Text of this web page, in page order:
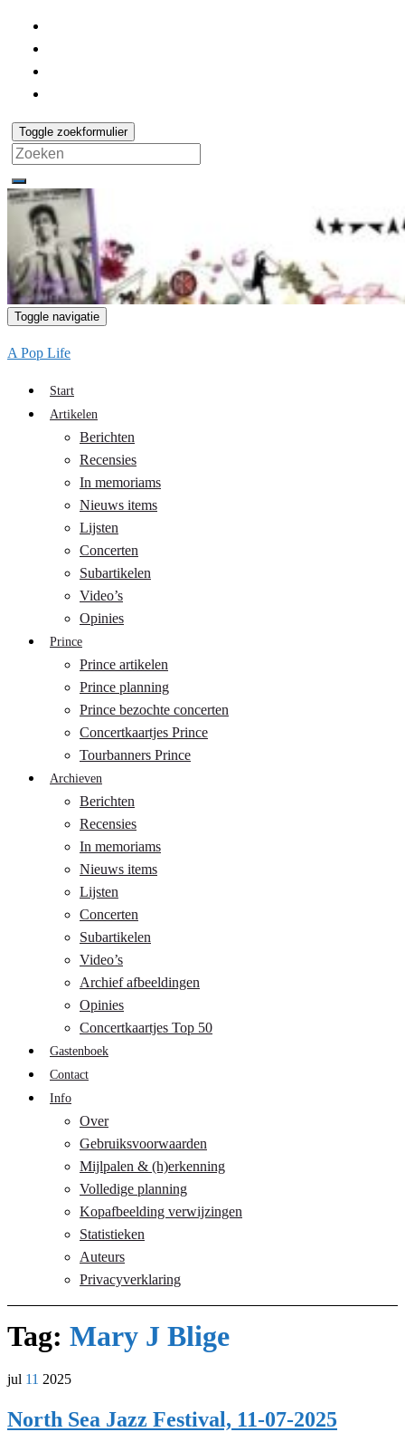
Toggle zoekformulier
Search
for:
Toggle navigatie
A Pop Life
Start
Artikelen
Berichten
Recensies
In memoriams
Nieuws items
Lijsten
Concerten
Subartikelen
Video’s
Opinies
Prince
Prince artikelen
Prince planning
Prince bezochte concerten
Concertkaartjes Prince
Tourbanners Prince
Archieven
Berichten
Recensies
In memoriams
Nieuws items
Lijsten
Concerten
Subartikelen
Video’s
Archief afbeeldingen
Opinies
Concertkaartjes Top 50
Gastenboek
Contact
Info
Over
Gebruiksvoorwaarden
Mijlpalen & (h)erkenning
Volledige planning
Kopafbeelding verwijzingen
Statistieken
Auteurs
Privacyverklaring
Tag: Mary J Blige
jul 11 2025
North Sea Jazz Festival, 11-07-2025